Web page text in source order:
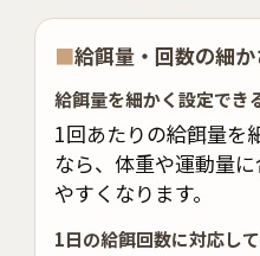
■給餌量・回数の細か
給餌量を細かく設定でき
1回あたりの給餌量を
なら、体重や運動量
やすくなります。
1日の給餌回数に対応し